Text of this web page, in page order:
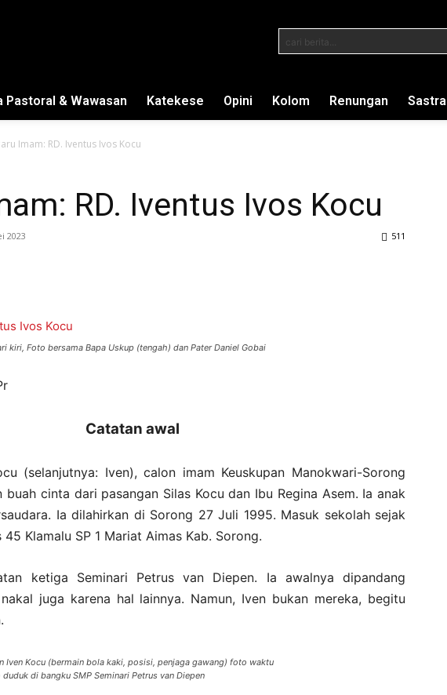
cari berita...
Pastoral & Wawasan Katekese Opini Kolom Renungan Sastra
Imam: RD. Iventus Ivos Kocu
RD. Iventus Ivos Kocu
2023 511
kiri, Foto bersama Bapa Uskup (tengah) dan Pater Daniel Gobai
Catatan awal
(selanjutnya: Iven), calon imam Keuskupan Manokwari-Sorong
buah cinta dari pasangan Silas Kocu dan Ibu Regina Asem. Ia anak
Ia dilahirkan di Sorong 27 Juli 1995. Masuk sekolah sejak
Klamalu SP 1 Mariat Aimas Kab. Sorong.
ketiga Seminari Petrus van Diepen. Ia awalnya dipandang
juga karena hal lainnya. Namun, Iven bukan mereka, begitu
Iven Kocu (bermain bola kaki, posisi, penjaga gawang) foto waktu
duduk di bangku SMP Seminari Petrus van Diepen